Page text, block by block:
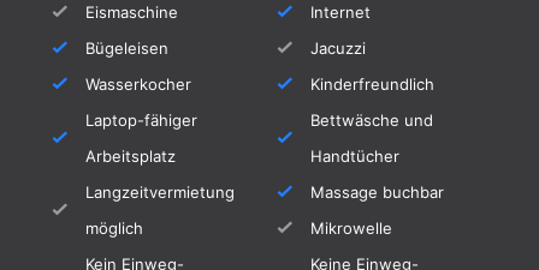
Der Pool kann elektrisch, gegen einen Aufpreis
von 20€/Tag bis auf 28 Grad beheizt werden.
Bitte bei der Buchung gleich mit bestellen,
Temperatur, wenn Sie ankommen.
Das Haus ist ein Nicht-Raucherhaus. Draußen
Eismaschine
Internet
Bügeleisen
Jacuzzi
Wasserkocher
Kinderfreundlich
Laptop-fähiger
Arbeitsplatz
Bettwäsche und
Handtücher
Langzeitvermietung
möglich
Massage buchbar
Mikrowelle
Kein Einweg-
Keine Einweg-